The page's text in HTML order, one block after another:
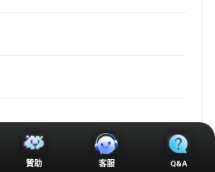
贊助 客服 Q&A